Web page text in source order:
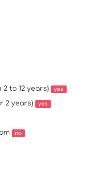
to 12 years) yes
2 years) yes
no